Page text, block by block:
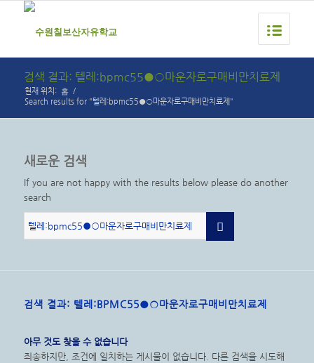
검색 결과: 텔레:bpmc55●○마운자로구매비만치료제
현재 위치: 홈 /
Search results for "텔레:bpmc55●○마운자로구매비만치료제"
새로운 검색
If you are not happy with the results below please do another
search
검색 결과: 텔레:BPMC55●○마운자로구매비만치료제
아무 것도 찾을 수 없습니다
죄송하지만, 조건에 일치하는 게시물이 없습니다. 다른 검색을 시도해